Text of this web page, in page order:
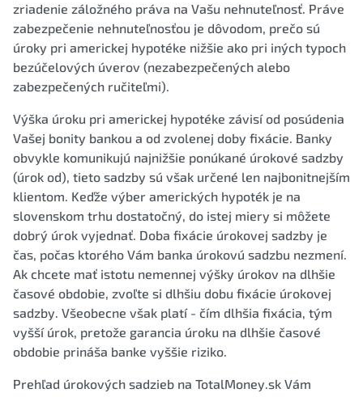
zriadenie záložného práva na Vašu nehnuteľnosť. Práve
zabezpečenie nehnuteľnosťou je dôvodom, prečo sú
úroky pri americkej hypotéke nižšie ako pri iných typoch
bezúčelových úverov (nezabezpečených alebo
zabezpečených ručiteľmi).
Výška úroku pri americkej hypotéke závisí od posúdenia
Vašej bonity bankou a od zvolenej doby fixácie. Banky
obvykle komunikujú najnižšie ponúkané úrokové sadzby
(úrok od), tieto sadzby sú však určené len najbonitnejším
klientom. Keďže výber amerických hypoték je na
slovenskom trhu dostatočný, do istej miery si môžete
dobrý úrok vyjednať. Doba fixácie úrokovej sadzby je
čas, počas ktorého Vám banka úrokovú sadzbu nezmení.
Ak chcete mať istotu nemennej výšky úrokov na dlhšie
časové obdobie, zvoľte si dlhšiu dobu fixácie úrokovej
sadzby. Všeobecne však platí - čím dlhšia fixácia, tým
vyšší úrok, pretože garancia úroku na dlhšie časové
obdobie prináša banke vyššie riziko.
Prehľad úrokových sadzieb na TotalMoney.sk Vám